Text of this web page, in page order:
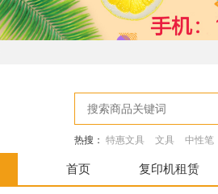
热搜： 特惠文具 文具 中性笔
首页 复印机租赁